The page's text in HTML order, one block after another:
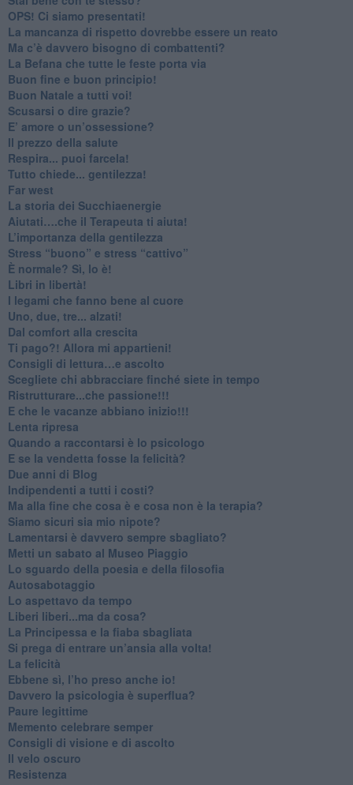
​OPS! Ci siamo presentati!
​La mancanza di rispetto dovrebbe essere un reato
​Ma c’è davvero bisogno di combattenti?
​La Befana che tutte le feste porta via
Buon fine e buon principio!
​Buon Natale a tutti voi!
​Scusarsi o dire grazie?
​E’ amore o un’ossessione?
​Il prezzo della salute
​Respira... puoi farcela!
​Tutto chiede... gentilezza!
​Far west
​La storia dei Succhiaenergie
​Aiutati….che il Terapeuta ti aiuta!
​L’importanza della gentilezza
​Stress “buono” e stress “cattivo”
​È normale? Sì, lo è!
​Libri in libertà!
​I legami che fanno bene al cuore
Uno, due, tre... alzati!​
​Dal comfort alla crescita
​Ti pago?! Allora mi appartieni!​
​Consigli di lettura…e ascolto
​Scegliete chi abbracciare finché siete in tempo
​Ristrutturare...che passione!!!
​E che le vacanze abbiano inizio!!!
​Lenta ripresa
​Quando a raccontarsi è lo psicologo
​E se la vendetta fosse la felicità?
​Due anni di Blog
​Indipendenti a tutti i costi?
​Ma alla fine che cosa è e cosa non è la terapia?
​Siamo sicuri sia mio nipote?
​Lamentarsi è davvero sempre sbagliato?
​Metti un sabato al Museo Piaggio
​Lo sguardo della poesia e della filosofia
Autosabotaggio
​Lo aspettavo da tempo
​Liberi liberi...ma da cosa?
​La Principessa e la fiaba sbagliata
Si prega di entrare un’ansia alla volta!
​La felicità
​Ebbene sì, l’ho preso anche io!
​Davvero la psicologia è superflua?
Paure legittime
​Memento celebrare semper
​Consigli di visione e di ascolto
​Il velo oscuro
Resistenza